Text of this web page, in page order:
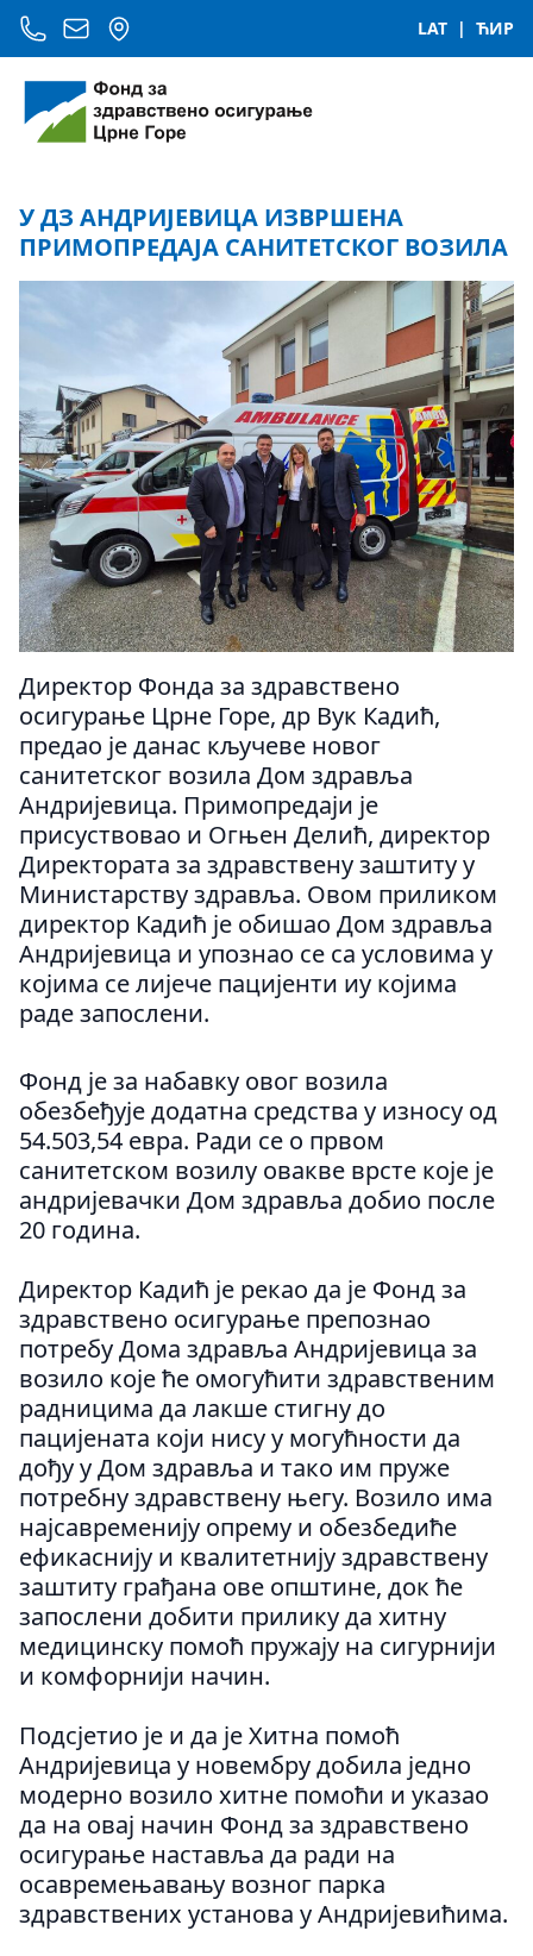
LAT | ЋИР
У ДЗ АНДРИЈЕВИЦА ИЗВРШЕНА
ПРИМОПРЕДАЈА САНИТЕТСКОГ ВОЗИЛА
Директор Фонда за здравствено
осигурање Црне Горе, др Вук Кадић,
предао је данас кључеве новог
санитетског возила Дом здравља
Андријевица. Примопредаји је
присуствовао и Огњен Делић, директор
Директората за здравствену заштиту у
Министарству здравља. Овом приликом
директор Кадић је обишао Дом здравља
Андријевица и упознао се са условима у
којима се лијече пацијенти иу којима
раде запослени.
Фонд је за набавку овог возила
обезбеђује додатна средства у износу од
54.503,54 евра. Ради се о првом
санитетском возилу овакве врсте које је
андријевачки Дом здравља добио после
20 година.
Директор Кадић је рекао да је Фонд за
здравствено осигурање препознао
потребу Дома здравља Андријевица за
возило које ће омогућити здравственим
радницима да лакше стигну до
пацијената који нису у могућности да
дођу у Дом здравља и тако им пруже
потребну здравствену његу. Возило има
најсавременију опрему и обезбедиће
ефикаснију и квалитетнију здравствену
заштиту грађана ове општине, док ће
запослени добити прилику да хитну
медицинску помоћ пружају на сигурнији
и комфорнији начин.
Подсјетио је и да је Хитна помоћ
Андријевица у новембру добила једно
модерно возило хитне помоћи и указао
да на овај начин Фонд за здравствено
осигурање наставља да ради на
осавремењавању возног парка
здравствених установа у Андријевићима.